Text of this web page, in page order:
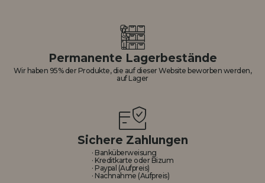
Permanente Lagerbestände
Wir haben 95% der Produkte, die auf dieser Website beworben werden,
auf Lager
Sichere Zahlungen
· Banküberweisung
· Kreditkarte oder Bizum
· Paypal (Aufpreis)
· Nachnahme (Aufpreis)